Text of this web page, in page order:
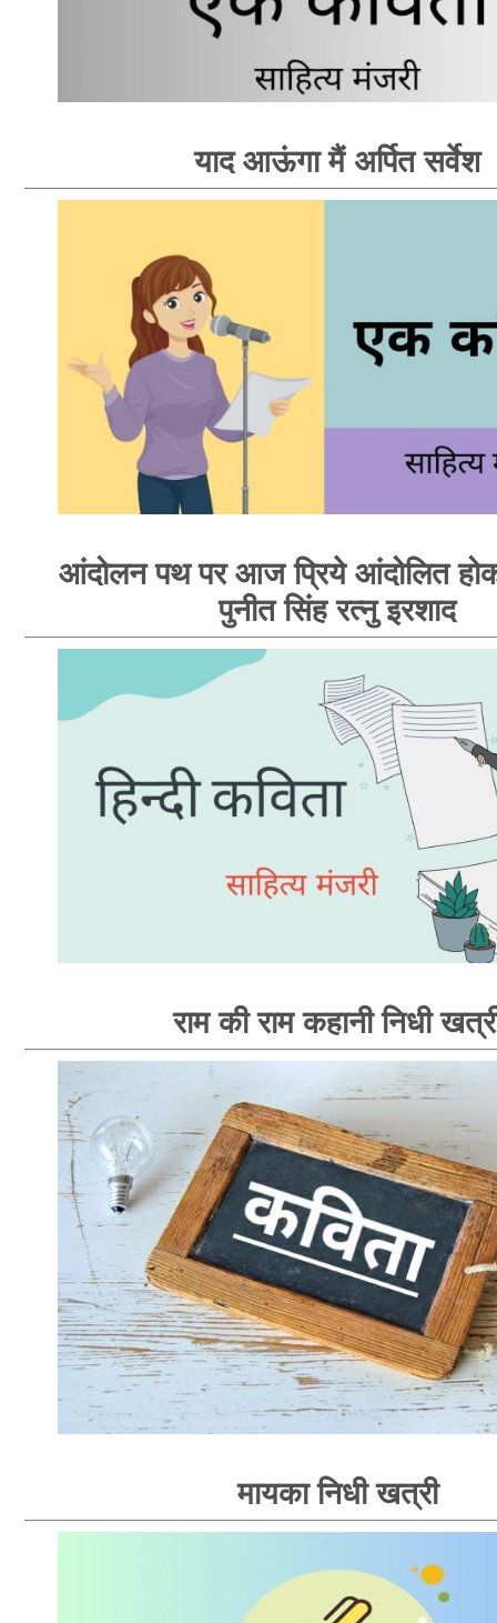
याद आऊंगा मैं अर्पित सर्वेश
आंदोलन पथ पर आज प्रिये आंदोलित
पुनीत सिंह रत्नु इरशाद
राम की राम कहानी निधी
मायका निधी खत्री